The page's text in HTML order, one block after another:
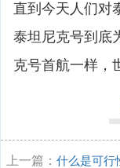
直到今天人们对
泰坦尼克号到底
克号首航一样，
上一篇： 什么是可行